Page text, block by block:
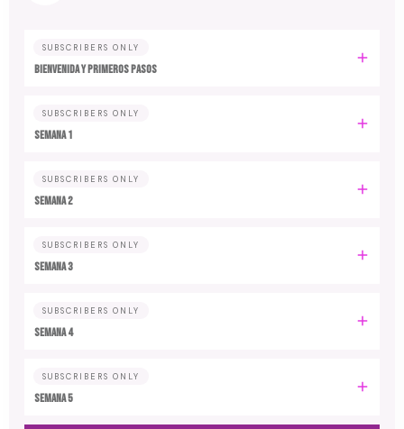
SUBSCRIBERS ONLY
Bienvenida y primeros pasos
SUBSCRIBERS ONLY
Semana 1
SUBSCRIBERS ONLY
Semana 2
SUBSCRIBERS ONLY
Semana 3
SUBSCRIBERS ONLY
Semana 4
SUBSCRIBERS ONLY
Semana 5